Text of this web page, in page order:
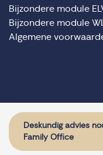
Deskundig advies
Family Office
Bijzondere module
Bijzondere module
Algemene